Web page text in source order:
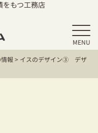
もつ工務店
MENU
づくり
報 > イスのデザイン③ デザ